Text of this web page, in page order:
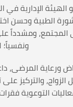
الإدارية
الطبية وحسن
المجتمع، ومشدداً
المرضى،
والتركيز
التوعوية